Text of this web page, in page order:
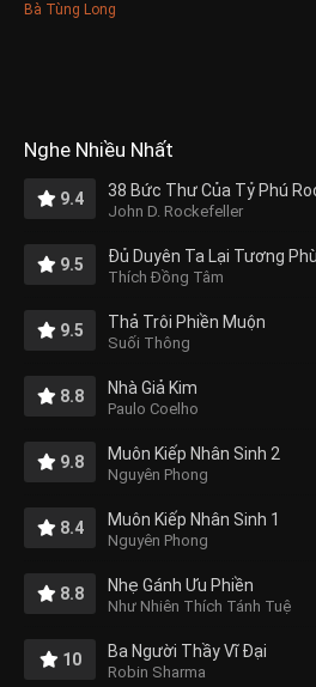
Bà Tùng Long
Nghe Nhiều Nhất
9.4 38 Bức Thư Của Tỷ Phú
John D. Rockefeller
9.5 Đủ Duyên Ta Lại Tương
Thích Đồng Tâm
9.5 Thả Trôi Phiền Muộn
Suối Thông
8.8 Nhà Giả Kim
Paulo Coelho
9.8 Muôn Kiếp Nhân Sinh 2
Nguyên Phong
8.4 Muôn Kiếp Nhân Sinh 1
Nguyên Phong
8.8 Nhẹ Gánh Ưu Phiền
Như Nhiên Thích Tánh Tuệ
10 Ba Người Thầy Vĩ Đại
Robin Sharma